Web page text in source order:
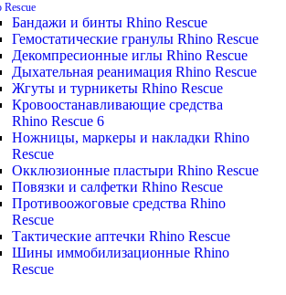
Rescue
Бандажи и бинты Rhino Rescue
Гемостатические гранулы Rhino Rescue
Декомпресионные иглы Rhino Rescue
Дыхательная реанимация Rhino Rescue
Жгуты и турникеты Rhino Rescue
Кровоостанавливающие средства
Rhino Rescue 6
Ножницы, маркеры и накладки Rhino
Rescue
Окклюзионные пластыри Rhino Rescue
Повязки и салфетки Rhino Rescue
Противоожоговые средства Rhino
Rescue
Тактические аптечки Rhino Rescue
Шины иммобилизационные Rhino
Rescue